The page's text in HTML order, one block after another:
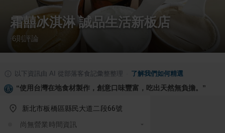
霜囍冰淇淋 誠品生活新板店
6則評論
以下資訊由 AI 從部落客食記彙整整理 了解我們如何精選
“使用台灣在地食材製作，創意口味豐富，吃出天然無負擔。 ”
新北市板橋區縣民大道二段66號
尚無營業時間資訊